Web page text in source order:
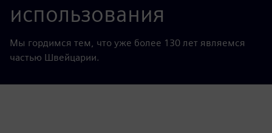
использования
Мы гордимся тем, что уже более 130 лет являемся
частью Швейцарии.